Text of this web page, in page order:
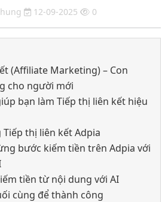
12-09-2025 0
(Affiliate Marketing) – Con
cho người mới
bạn làm Tiếp thị liên kết hiệu
Tiếp thị liên kết Adpia
bước kiếm tiền trên Adpia với
tiền từ nội dung với AI
cùng để thành công